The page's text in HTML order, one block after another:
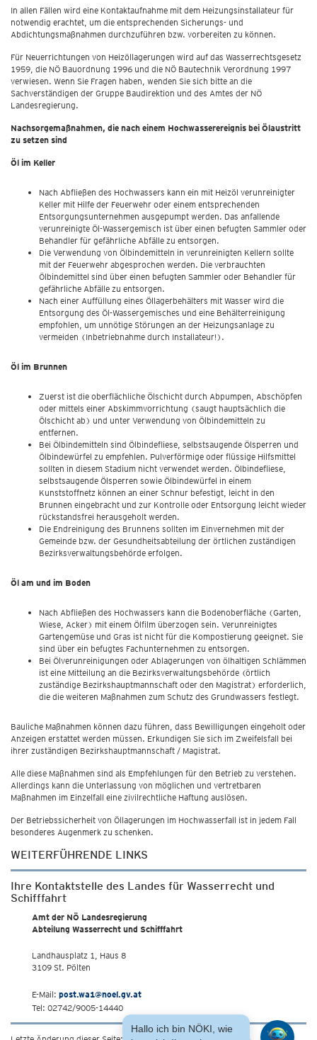
In allen Fällen wird eine Kontaktaufnahme mit dem Heizungsinstallateur für
notwendig erachtet, um die entsprechenden Sicherungs- und
Abdichtungsmaßnahmen durchzuführen bzw. vorbereiten zu können.
Für Neuerrichtungen von Heizöllagerungen wird auf das Wasserrechtsgesetz
1959, die NÖ Bauordnung 1996 und die NÖ Bautechnik Verordnung 1997
verwiesen. Wenn Sie Fragen haben, wenden Sie sich bitte an die
Sachverständigen der Gruppe Baudirektion und des Amtes der NÖ
Landesregierung.
Nachsorgemaßnahmen, die nach einem Hochwasserereignis bei Ölaustritt
zu setzen sind
Öl im Keller
Nach Abfließen des Hochwassers kann ein mit Heizöl verunreinigter
Keller mit Hilfe der Feuerwehr oder einem entsprechenden
Entsorgungsunternehmen ausgepumpt werden. Das anfallende
verunreinigte Öl-Wassergemisch ist über einen befugten Sammler oder
Behandler für gefährliche Abfälle zu entsorgen.
Die Verwendung von Ölbindemitteln in verunreinigten Kellern sollte
mit der Feuerwehr abgesprochen werden. Die verbrauchten
Ölbindemittel sind über einen befugten Sammler oder Behandler für
gefährliche Abfälle zu entsorgen.
Nach einer Auffüllung eines Öllagerbehälters mit Wasser wird die
Entsorgung des Öl-Wassergemisches und eine Behälterreinigung
empfohlen, um unnötige Störungen an der Heizungsanlage zu
vermeiden (Inbetriebnahme durch Installateur!).
Öl im Brunnen
Zuerst ist die oberflächliche Ölschicht durch Abpumpen, Abschöpfen
oder mittels einer Abskimmvorrichtung (saugt hauptsächlich die
Ölschicht ab) und unter Verwendung von Ölbindemitteln zu
entfernen.
Bei Ölbindemitteln sind Ölbindefliese, selbstsaugende Ölsperren und
Ölbindewürfel zu empfehlen. Pulverförmige oder flüssige Hilfsmittel
sollten in diesem Stadium nicht verwendet werden. Ölbindefliese,
selbstsaugende Ölsperren sowie Ölbindewürfel in einem
Kunststoffnetz können an einer Schnur befestigt, leicht in den
Brunnen eingebracht und zur Kontrolle oder Entsorgung leicht wieder
rückstandsfrei herausgeholt werden.
Die Endreinigung des Brunnens sollten im Einvernehmen mit der
Gemeinde bzw. der Gesundheitsabteilung der örtlichen zuständigen
Bezirksverwaltungsbehörde erfolgen.
Öl am und im Boden
Nach Abfließen des Hochwassers kann die Bodenoberfläche (Garten,
Wiese, Acker) mit einem Ölfilm überzogen sein. Verunreinigtes
Gartengemüse und Gras ist nicht für die Kompostierung geeignet. Sie
sind über ein befugtes Fachunternehmen zu entsorgen.
Bei Ölverunreinigungen oder Ablagerungen von ölhaltigen Schlämmen
ist eine Mitteilung an die Bezirksverwaltungsbehörde (örtlich
zuständige Bezirkshauptmannschaft oder den Magistrat) erforderlich,
die die weiteren Maßnahmen zum Schutz des Grundwassers festlegt.
Bauliche Maßnahmen können dazu führen, dass Bewilligungen eingeholt oder
Anzeigen erstattet werden müssen. Erkundigen Sie sich im Zweifelsfall bei
ihrer zuständigen Bezirkshauptmannschaft / Magistrat.
Alle diese Maßnahmen sind als Empfehlungen für den Betrieb zu verstehen.
Allerdings kann die Unterlassung von möglichen und vertretbaren
Maßnahmen im Einzelfall eine zivilrechtliche Haftung auslösen.
Der Betriebssicherheit von Öllagerungen im Hochwasserfall ist in jedem Fall
besonderes Augenmerk zu schenken.
WEITERFÜHRENDE LINKS
Ihre Kontaktstelle des Landes für Wasserrecht und
Schifffahrt
Amt der NÖ Landesregierung
Abteilung Wasserrecht und Schifffahrt
Landhausplatz 1, Haus 8
3109 St. Pölten
E-Mail: post.wa1@noel.gv.at
Tel: 02742/9005-14440
Hallo ich bin NÖKI, wie